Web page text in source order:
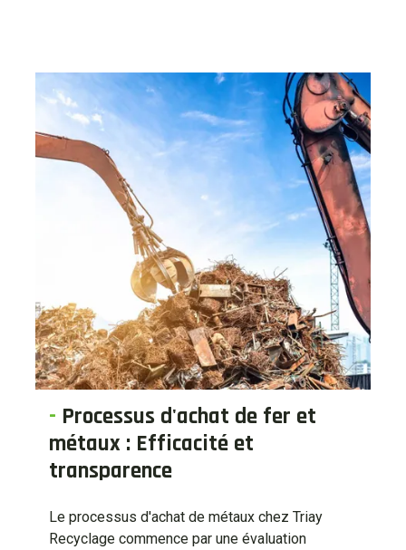
- Processus d'achat de fer et
métaux : Efficacité et
transparence
Le processus d'achat de métaux chez Triay
Recyclage commence par une évaluation